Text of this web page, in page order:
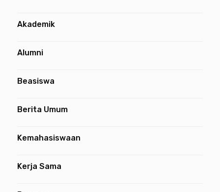
Akademik
Alumni
Beasiswa
Berita Umum
Kemahasiswaan
Kerja Sama